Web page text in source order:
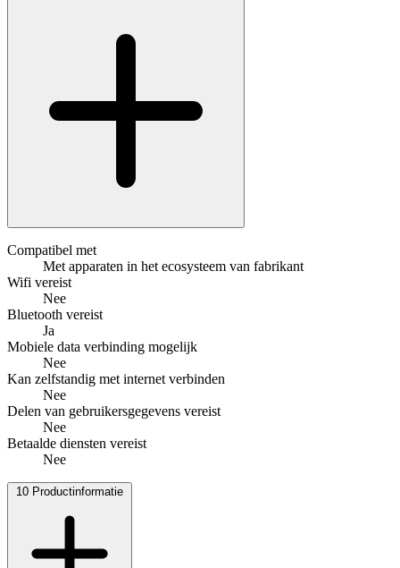
Compatibel met
Met apparaten in het ecosysteem van fabrikant
Wifi vereist
Nee
Bluetooth vereist
Ja
Mobiele data verbinding mogelijk
Nee
Kan zelfstandig met internet verbinden
Nee
Delen van gebruikersgegevens vereist
Nee
Betaalde diensten vereist
Nee
10 Productinformatie